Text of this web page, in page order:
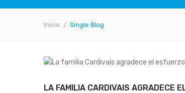
Inicio Single Blog
LA FAMILIA CARDIVAIS AGRADECE